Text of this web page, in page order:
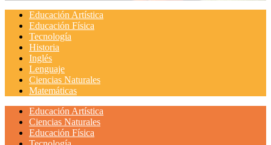
Educación Artística
Educación Física
Tecnología
Historia
Inglés
Lenguaje
Ciencias Naturales
Matemáticas
Educación Artística
Ciencias Naturales
Educación Física